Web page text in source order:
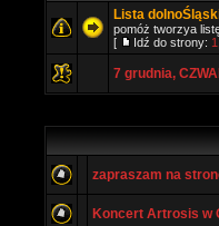
Lista
pomóż tworzya
[
Idź do strony: 1
7 grudnia,
zapraszam na
Koncert Artrosis w